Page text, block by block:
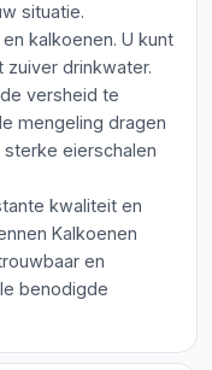
situatie.
kalkoenen. U kunt
drinkwater.
versheid te
mengeling dragen
eierschalen
kwaliteit en
Kalkoenen
en
benodigde